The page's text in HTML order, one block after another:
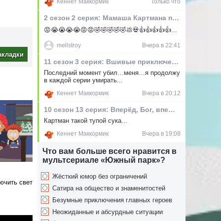
к
не
свет
2 сезон 2 серия: Мамаша Картмана по-прежнему грязная шлюха
😡😭😭😭😭😡😡🤣🤣🤣🤣🤣💩💀👍👍👍👍👍...
mellstroy Вчера в 22:41
11 сезон 3 серия: Вшивые приключения
Последний момент убил…меня…я продолжу
в каждой серии умирать...
Кеннет Маккормик Вчера в 20:12
10 сезон 13 серия: Вперёд, Бог, вперёд XII
Картман такой тупой сука...
Кеннет Маккормик Вчера в 19:08
Что вам больше всего нравится в
мультсериале «Южный парк»?
Жёсткий юмор без ограничений
Сатира на общество и знаменитостей
Безумные приключения главных героев
Неожиданные и абсурдные ситуации